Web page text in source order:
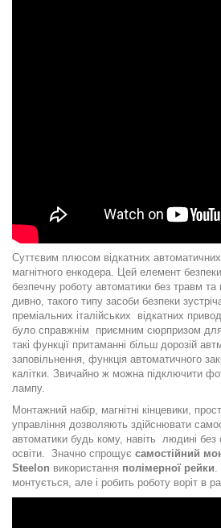
Суттєвим плюсом відкатних
магнітного енкодера. Цей елемент
безпечну роботу автоматики без травм
дивно, такого типу засоби безпеки
преміальних італійських відкатних
було справжнім приємним сюрпризом
такі функції притаманні більш дорозій
заповільнення, функція автоматичного
калітки. Звичайно ж можна підключити
лампу.
Монтажний набір, магнітні кінцевики,
управління дозволяють здійснювати
автоматики будь кому, навіть людині без
освіти. Значно спрощує самостійний
Steelon використання полімерної рейки
монтується, але і робить роботу воріт в